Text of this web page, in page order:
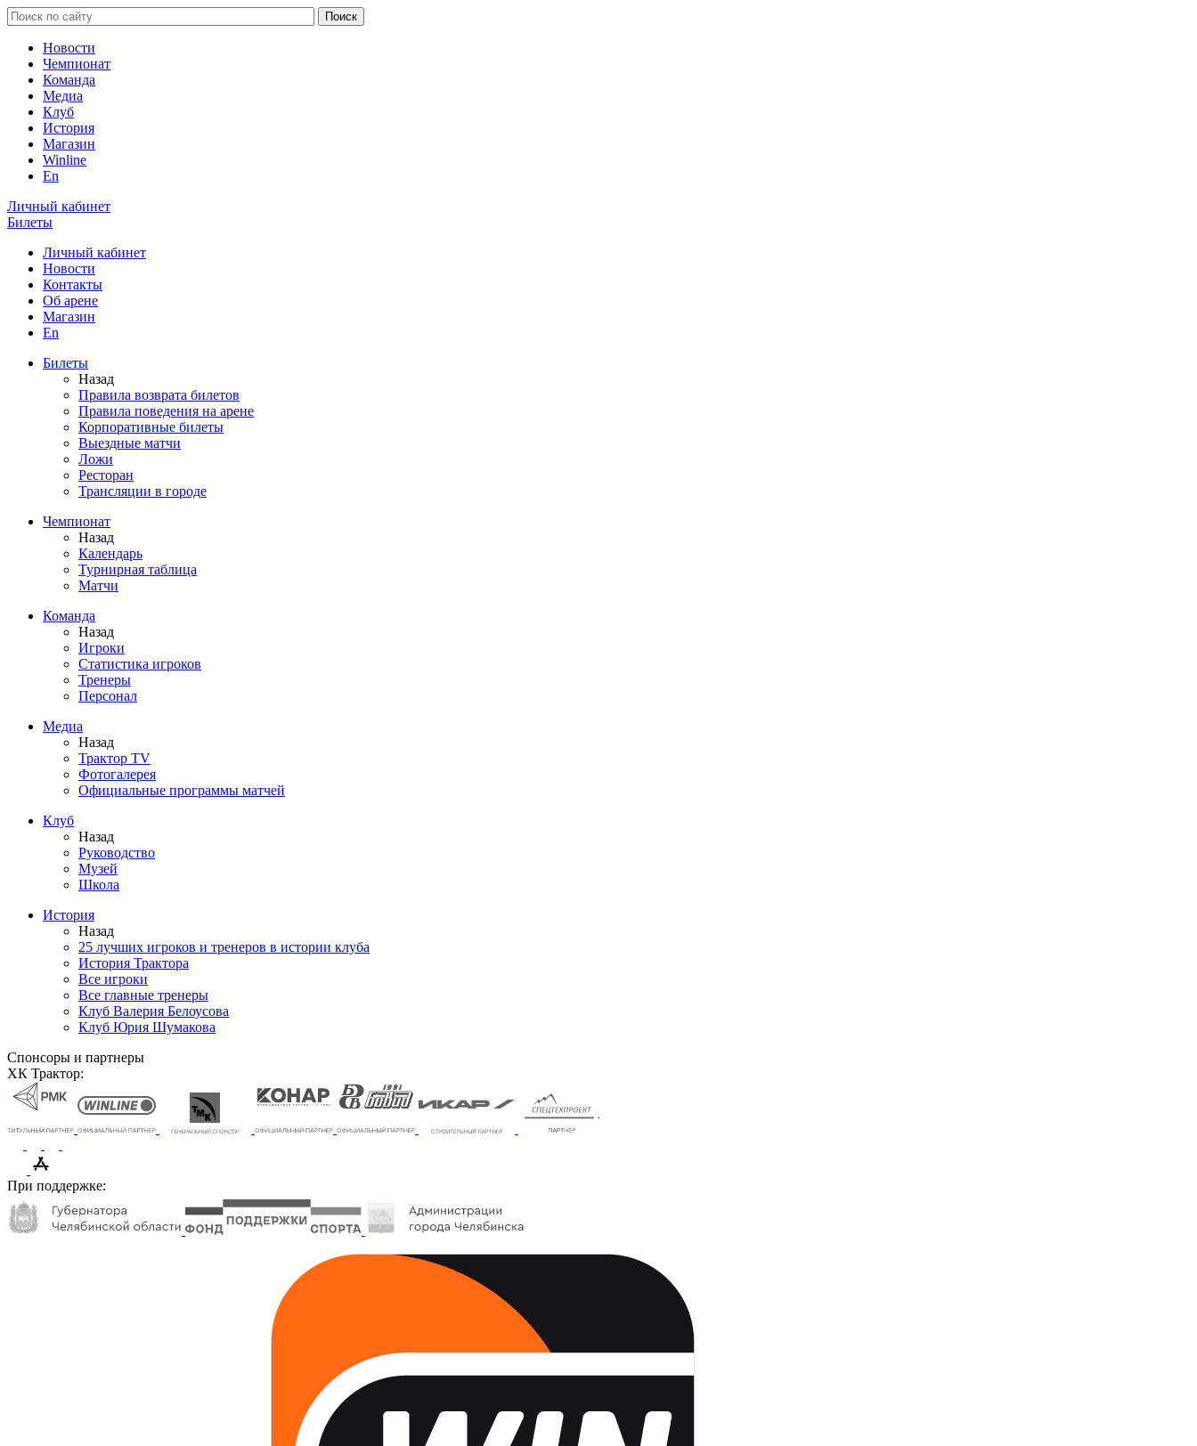
Новости
Чемпионат
Команда
Медиа
Клуб
История
Магазин
Winline
En
Личный кабинет
Билеты
Личный кабинет
Новости
Контакты
Об арене
Магазин
En
Билеты
Назад
Правила возврата билетов
Правила поведения на арене
Корпоративные билеты
Выездные матчи
Ложи
Ресторан
Трансляции в городе
Чемпионат
Назад
Календарь
Турнирная таблица
Матчи
Команда
Назад
Игроки
Статистика игроков
Тренеры
Персонал
Медиа
Назад
Трактор TV
Фотогалерея
Официальные программы матчей
Клуб
Назад
Руководство
Музей
Школа
История
Назад
25 лучших игроков и тренеров в истории клуба
История Трактора
Все игроки
Все главные тренеры
Клуб Валерия Белоусова
Клуб Юрия Шумакова
Спонсоры и партнеры
ХК Трактор:
При поддержке: